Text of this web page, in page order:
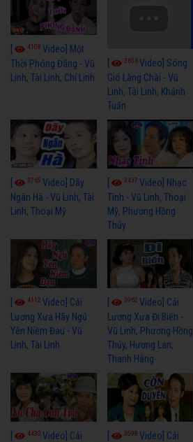
4108 Video] Một
Thời Phóng Đãng - Vũ
Linh, Tài Linh, Chí Linh
3656Video] Sóng
Gió Làng Chài - Vũ
Linh, Tài Linh, Khánh
Tuấn
3765 Video] Dãy
Ngân Hà - Vũ Linh, Tài
Linh, Thoại Mỹ
3437Video] Nhạc
Tình - Vũ Linh, Thoại
Mỹ, Phương Hồng
Thủy
4112 Video] Cải
Lương Xưa Hãy Ngủ
Yên Niềm Đau - Vũ
Linh, Tài Linh
3962Video] Cải
Lương Xưa Đi Biển -
Vũ Linh, Phương Hồng
Thủy, Hương Lan,
Thanh Hằng
4430 Video] Cải
3598Video] Cải